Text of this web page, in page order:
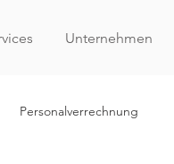
Unternehmen
Personalverrechnung